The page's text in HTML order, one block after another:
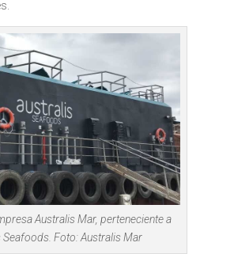
Australis Mar, perteneciente a
Seafoods. Foto: Australis Mar